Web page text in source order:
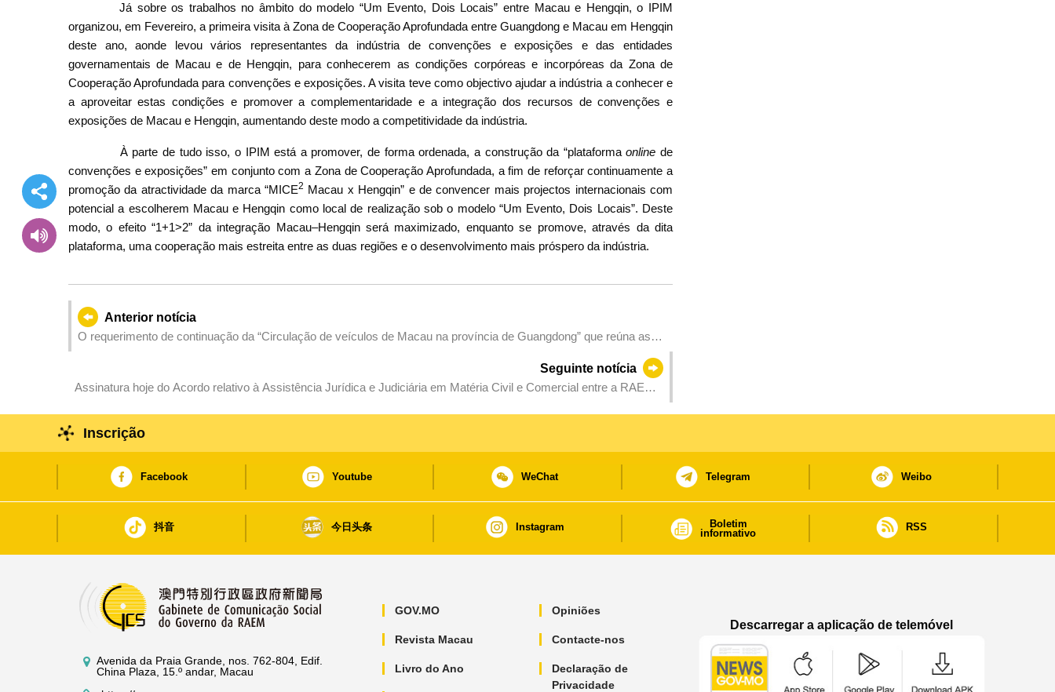
Já sobre os trabalhos no âmbito do modelo “Um Evento, Dois Locais” entre Macau e Hengqin, o IPIM
organizou, em Fevereiro, a primeira visita à Zona de Cooperação Aprofundada entre Guangdong e Macau em Hengqin
deste ano, aonde levou vários representantes da indústria de convenções e exposições e das entidades
governamentais de Macau e de Hengqin, para conhecerem as condições corpóreas e incorpóreas da Zona de
Cooperação Aprofundada para convenções e exposições. A visita teve como objectivo ajudar a indústria a conhecer e
a aproveitar estas condições e promover a complementaridade e a integração dos recursos de convenções e
exposições de Macau e Hengqin, aumentando deste modo a competitividade da indústria.
À parte de tudo isso, o IPIM está a promover, de forma ordenada, a construção da “plataformaonline de
convenções e exposições” em conjunto com a Zona de Cooperação Aprofundada, a fim de reforçar continuamente a
promoção da atractividade da marca “MICE2 Macau x Hengqin” e de convencer mais projectos internacionais com
potencial a escolherem Macau e Hengqin como local de realização sob o modelo “Um Evento, Dois Locais”. Deste
modo, o efeito “1+1>2” da integração Macau–Hengqin será maximizado, enquanto se promove, através da dita
plataforma, uma cooperação mais estreita entre as duas regiões e o desenvolvimento mais próspero da indústria.
Anterior notícia
O requerimento de continuação da “Circulação de veículos de Macau na província de Guangdong” que reúna as
Seguinte notícia
Assinatura hoje do Acordo relativo à Assistência Jurídica e Judiciária em Matéria Civil e Comercial entre a RAEM
Inscrição
Facebook Youtube WeChat Telegram Weibo
抖音 今日头条 Instagram
Boletim
informativo
RSS
Avenida da Praia Grande, nos. 762-804, Edif.
China Plaza, 15.º andar, Macau
GOV.MO
Revista Macau
Livro do Ano
Opiniões
Contacte-nos
Declaração de
Privacidade
Descarregar a aplicação de telemóvel